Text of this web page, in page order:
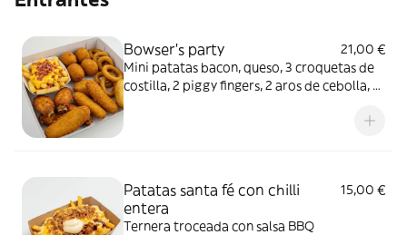
Bowser's party
21,00 €
Mini patatas bacon, queso, 3 croquetas de
costilla, 2 piggy fingers, 2 aros de cebolla, 3
Patatas santa fé con chilli
entera
15,00 €
Ternera troceada con salsa BBQ